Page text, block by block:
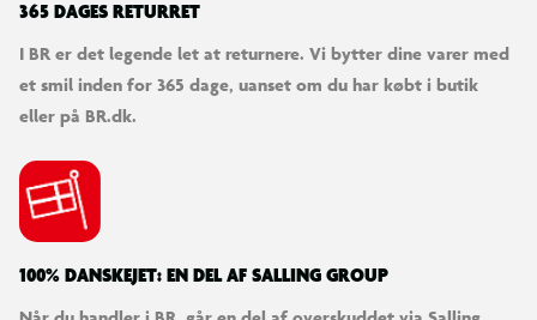
365 DAGES RETURRET
I BR er det legende let at returnere. Vi bytter dine varer med
et smil inden for 365 dage, uanset om du har købt i butik
eller på BR.dk.
100% DANSKEJET: EN DEL AF SALLING GROUP